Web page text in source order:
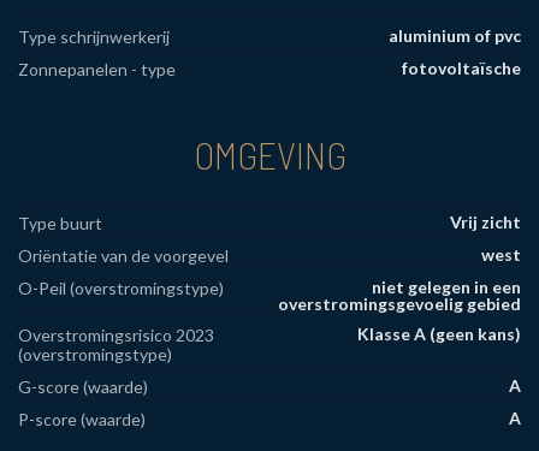
Type schrijnwerkerij
aluminium of pvc
Zonnepanelen - type
fotovoltaïsche
OMGEVING
Type buurt
Vrij zicht
Oriëntatie van de voorgevel
west
O-Peil (overstromingstype)
niet gelegen in een
overstromingsgevoelig gebied
Overstromingsrisico 2023
(overstromingstype)
Klasse A (geen kans)
G-score (waarde)
A
P-score (waarde)
A